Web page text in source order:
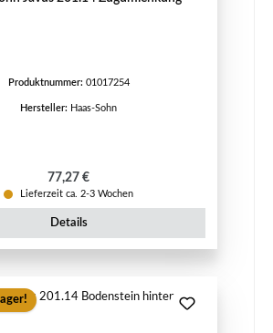
Produktnummer: 01017254
Hersteller: Haas-Sohn
Regulärer Preis:
77,27 €
Lieferzeit ca. 2-3 Wochen
Details